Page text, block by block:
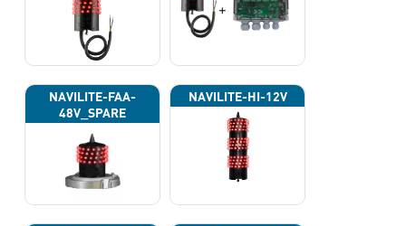
NAVILITE-FAA-
48V_SPARE
NAVILITE-HI-12V